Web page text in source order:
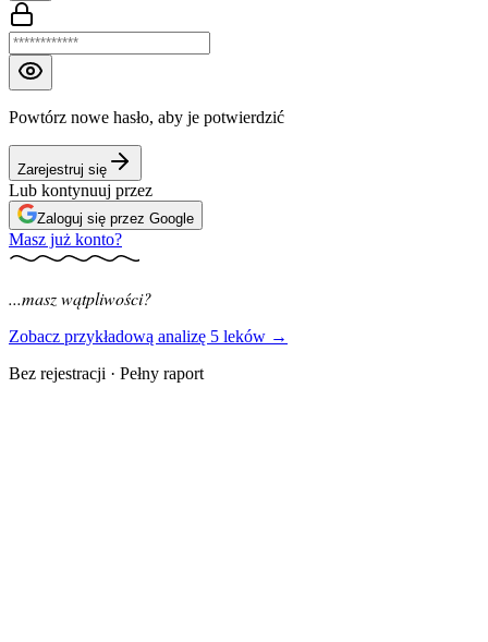
Powtórz nowe hasło, aby je potwierdzić
Zarejestruj się
Lub kontynuuj przez
Zaloguj się przez Google
Masz już konto?
...masz wątpliwości?
Zobacz przykładową analizę 5 leków →
Bez rejestracji · Pełny raport